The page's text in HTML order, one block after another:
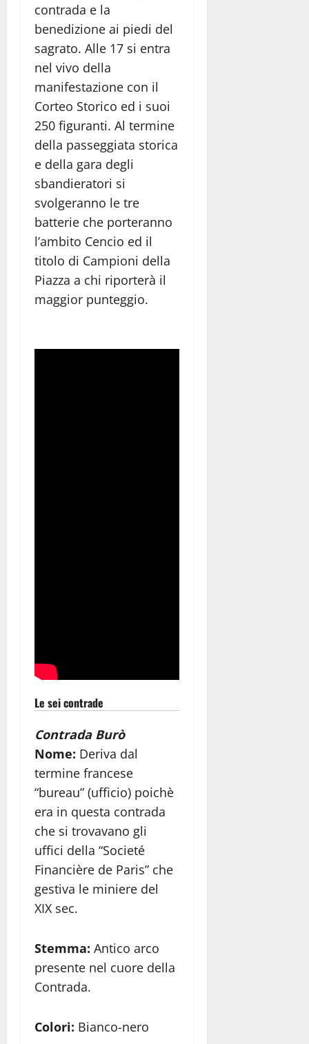
contrada e la
benedizione ai piedi del
sagrato. Alle 17 si entra
nel vivo della
manifestazione con il
Corteo Storico ed i suoi
250 figuranti. Al termine
della passeggiata storica
e della gara degli
sbandieratori si
svolgeranno le tre
batterie che porteranno
l’ambito Cencio ed il
titolo di Campioni della
Piazza a chi riporterà il
maggior punteggio.
Le sei contrade
Contrada Burò
Nome: Deriva dal
termine francese
“bureau” (ufficio) poichè
era in questa contrada
che si trovavano gli
uffici della “Societé
Financière de Paris” che
gestiva le miniere del
XIX sec.
Stemma: Antico arco
presente nel cuore della
Contrada.
Colori: Bianco-nero